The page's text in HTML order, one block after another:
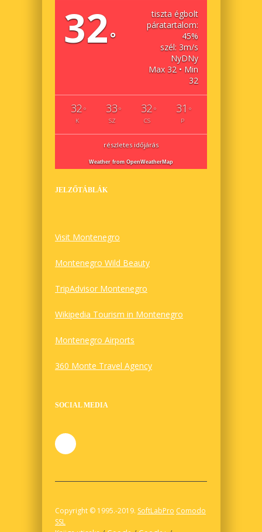
32°
tiszta égbolt
páratartalom:
45%
szél: 3m/s
NyDNy
Max 32 • Min
32
32 °
K
33°
SZ
32 °
CS
31 °
P
részletes időjárás
Weather from OpenWeatherMap
JELZŐTÁBLÁK
Visit Montenegro
Montenegro Wild Beauty
TripAdvisor Montenegro
Wikipedia Tourism in Montenegro
Montenegro Airports
360 Monte Travel Agency
SOCIAL MEDIA
Copyright © 1995.-2019. SoftLabPro Comodo
SSL